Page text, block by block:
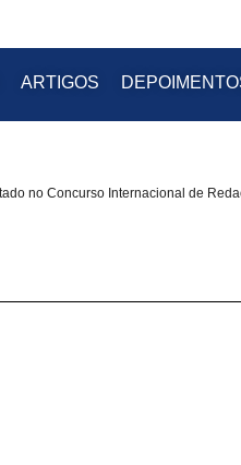
ARTIGOS
no Concurso Internacional de